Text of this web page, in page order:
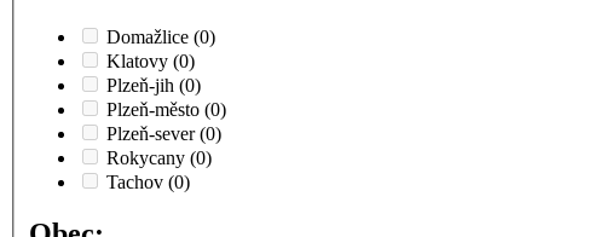
Domažlice (0)
Klatovy (0)
Plzeň-jih (0)
Plzeň-město (0)
Plzeň-sever(0)
Rokycany (0)
Tachov (0)